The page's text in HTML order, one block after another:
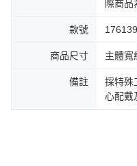
際商品
款號
商品尺寸 主體寬
備註
採特殊
心配戴